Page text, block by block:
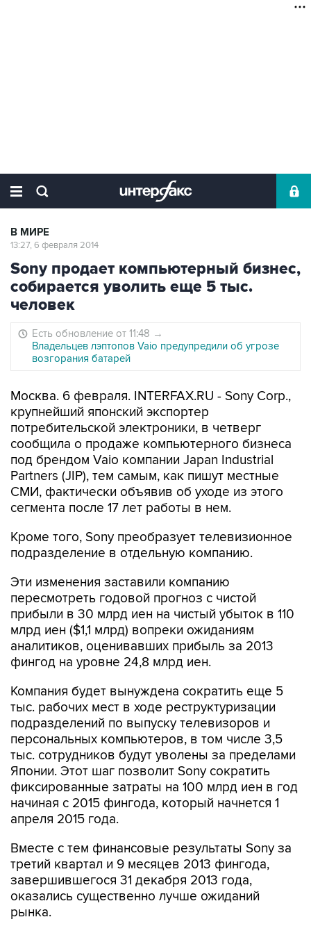
В МИРЕ
13:27, 6 февраля 2014
Sony продает компьютерный бизнес,
собирается уволить еще 5 тыс.
человек
Есть обновление от 11:48 →
Владельцев лэптопов Vaio предупредили об угрозе
возгорания батарей
Москва. 6 февраля. INTERFAX.RU - Sony Corp.,
крупнейший японский экспортер
потребительской электроники, в четверг
сообщила о продаже компьютерного бизнеса
под брендом Vaio компании Japan Industrial
Partners (JIP), тем самым, как пишут местные
СМИ, фактически объявив об уходе из этого
сегмента после 17 лет работы в нем.
Кроме того, Sony преобразует телевизионное
подразделение в отдельную компанию.
Эти изменения заставили компанию
пересмотреть годовой прогноз с чистой
прибыли в 30 млрд иен на чистый убыток в 110
млрд иен ($1,1 млрд) вопреки ожиданиям
аналитиков, оценивавших прибыль за 2013
фингод на уровне 24,8 млрд иен.
Компания будет вынуждена сократить еще 5
тыс. рабочих мест в ходе реструктуризации
подразделений по выпуску телевизоров и
персональных компьютеров, в том числе 3,5
тыс. сотрудников будут уволены за пределами
Японии. Этот шаг позволит Sony сократить
фиксированные затраты на 100 млрд иен в год
начиная с 2015 фингода, который начнется 1
апреля 2015 года.
Вместе с тем финансовые результаты Sony за
третий квартал и 9 месяцев 2013 фингода,
завершившегося 31 декабря 2013 года,
оказались существенно лучше ожиданий
рынка.